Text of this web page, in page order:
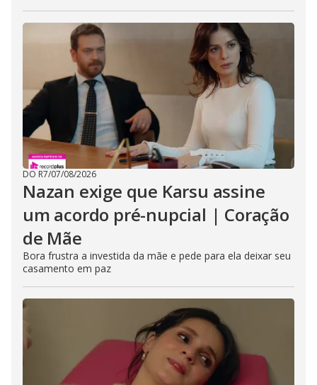
DO R7/07/08/2026
Nazan exige que Karsu assine
um acordo pré-nupcial | Coração
de Mãe
Bora frustra a investida da mãe e pede para ela deixar seu
casamento em paz